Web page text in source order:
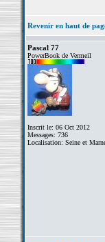
Revenir en haut de
Pascal 77
PowerBook de Vermeil
Inscrit le: 06 Oct 2012
Messages: 736
Localisation: Seine et